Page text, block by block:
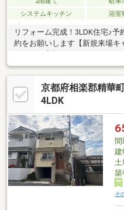
システムキッチン
浴室
リフォーム完成！3LDK住宅♪
約をお願いします【新規来場キ
付与にはヤマダデジタル会員登
フォーム完成！■家庭菜園可能
は約12帖・約14帖の広々とし
新品交換・クロス新調（一部除
京都府相楽郡精華
4LDK
間
建
土
築
そ